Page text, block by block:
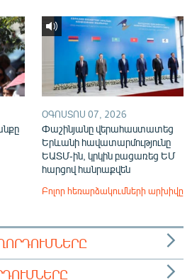
ՕԳՈՍՏՈՍ 07, 2026
Փաշինյանը վերահաստատեց
Երևանի հավատարմությունը
ԵԱՏՄ-ին, կրկին բացառեց ԵՄ
հարցով հանրաքվեն
Բոլոր հեռարձակումների արխիվը